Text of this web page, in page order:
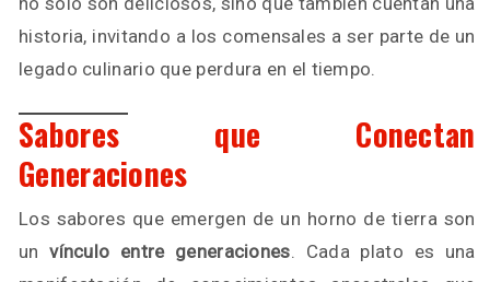
historia, invitando a los comensales a ser parte de un
legado culinario que perdura en el tiempo.
Sabores que Conectan
Generaciones
Los sabores que emergen de un horno de tierra son
unvínculo entre generaciones. Cada plato es una